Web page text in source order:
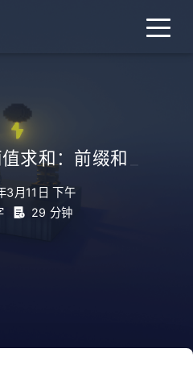
求和：前缀和
3月11日 下午
29 分钟